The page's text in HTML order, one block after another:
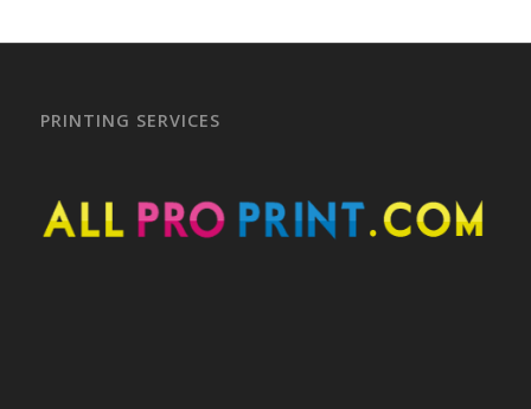
PRINTING SERVICES